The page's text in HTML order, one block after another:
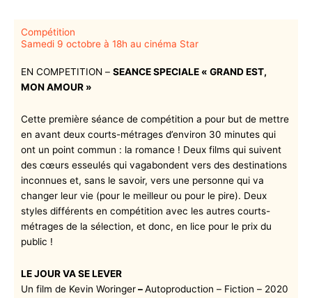
Compétition
Samedi 9 octobre à 18h au cinéma Star
EN COMPETITION – SEANCE SPECIALE « GRAND EST,
MON AMOUR »
Cette première séance de compétition a pour but de mettre
en avant deux courts-métrages d’environ 30 minutes qui
ont un point commun : la romance ! Deux films qui suivent
des cœurs esseulés qui vagabondent vers des destinations
inconnues et, sans le savoir, vers une personne qui va
changer leur vie (pour le meilleur ou pour le pire). Deux
styles différents en compétition avec les autres courts-
métrages de la sélection, et donc, en lice pour le prix du
public !
LE JOUR VA SE LEVER
Un film de Kevin Woringer–Autoproduction – Fiction – 2020